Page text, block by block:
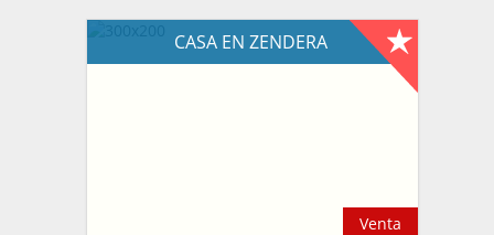
CASA EN ZENDERA
Venta